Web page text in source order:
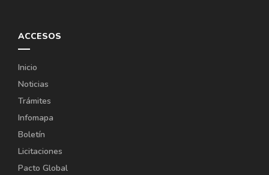
ACCESOS
Inicio
Noticias
Trámites
Infomapa
Boletín
Licitaciones
Pacto Global